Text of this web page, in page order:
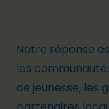
Notre réponse
les
de jeunesse, les